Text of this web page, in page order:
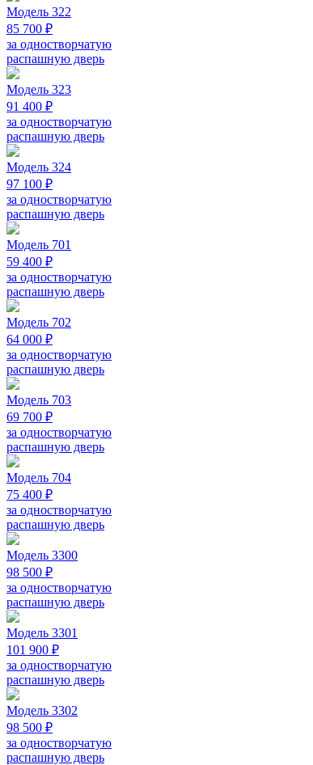
Модель 322
85 700 ₽
за одностворчатую
распашную дверь
Модель 323
91 400 ₽
за одностворчатую
распашную дверь
Модель 324
97 100 ₽
за одностворчатую
распашную дверь
Модель 701
59 400 ₽
за одностворчатую
распашную дверь
Модель 702
64 000 ₽
за одностворчатую
распашную дверь
Модель 703
69 700 ₽
за одностворчатую
распашную дверь
Модель 704
75 400 ₽
за одностворчатую
распашную дверь
Модель 3300
98 500 ₽
за одностворчатую
распашную дверь
Модель 3301
101 900 ₽
за одностворчатую
распашную дверь
Модель 3302
98 500 ₽
за одностворчатую
распашную дверь